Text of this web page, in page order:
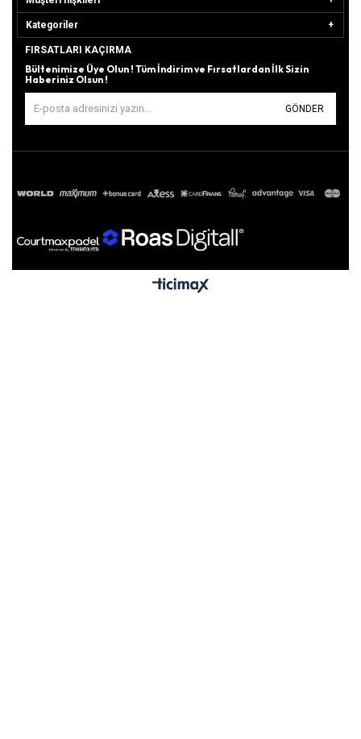
Kategoriler
FIRSATLARI KAÇIRMA
Bültenimize Üye Olun ! Tüm İndirim ve Fırsatlardan İlk Sizin
Haberiniz Olsun !
GÖNDER